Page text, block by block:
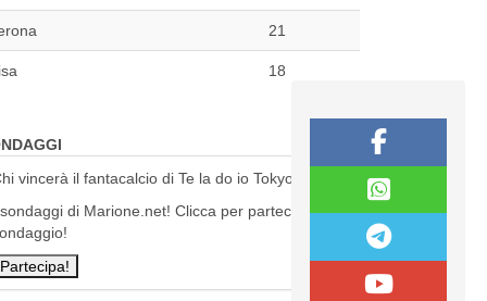
21
18
vincerà il fantacalcio di Te la do io Tokyo?
di Marione.net! Clicca per partecipare al